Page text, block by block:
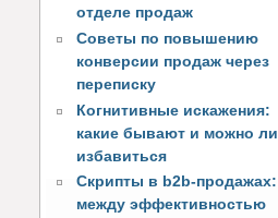
отделе продаж
Советы по повышению
конверсии продаж через
переписку
Когнитивные искажения:
какие бывают и можно ли
избавиться
Скрипты в b2b-продажах:
между эффективностью